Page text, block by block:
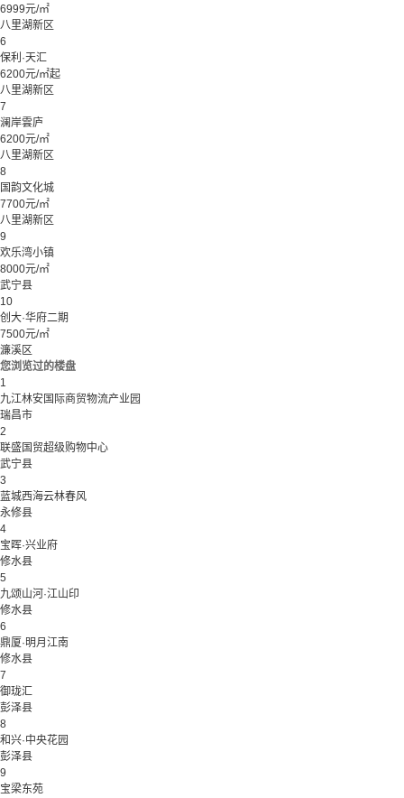
6999元/㎡
八里湖新区
6
保利·天汇
6200元/㎡起
八里湖新区
7
澜岸雲庐
6200元/㎡
八里湖新区
8
国韵文化城
7700元/㎡
八里湖新区
9
欢乐湾小镇
8000元/㎡
武宁县
10
创大·华府二期
7500元/㎡
濂溪区
您浏览过的楼盘
1
九江林安国际商贸物流产业园
瑞昌市
2
联盛国贸超级购物中心
武宁县
3
蓝城西海云林春风
永修县
4
宝晖·兴业府
修水县
5
九颂山河·江山印
修水县
6
鼎厦·明月江南
修水县
7
御珑汇
彭泽县
8
和兴·中央花园
彭泽县
9
宝梁东苑